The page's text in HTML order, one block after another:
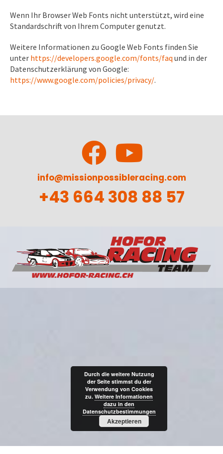
Wenn Ihr Browser Web Fonts nicht unterstützt, wird eine
Standardschrift von Ihrem Computer genutzt.
Weitere Informationen zu Google Web Fonts finden Sie
unter https://developers.google.com/fonts/faq und in der
Datenschutzerklärung von Google:
https://www.google.com/policies/privacy/.
info@missionpossibleracing.com
+43 664 308 88 57
Durch die weitere Nutzung
der Seite stimmst du der
Verwendung von Cookies
zu. Weitere Informationen
dazu in den
Datenschutzbestimmungen
Akzeptieren